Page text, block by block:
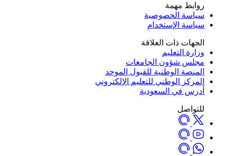
روابط مهمة
سياسة الخصوصية
سياسة الإستخدام
الجهات ذات العلاقة
وزارة التعليم
مجلس شؤون الجامعات
المنصة الوطنية للقبول الموحد
المركز الوطني للتعليم الإلكتروني
أدرس في السعودية
للتواصل